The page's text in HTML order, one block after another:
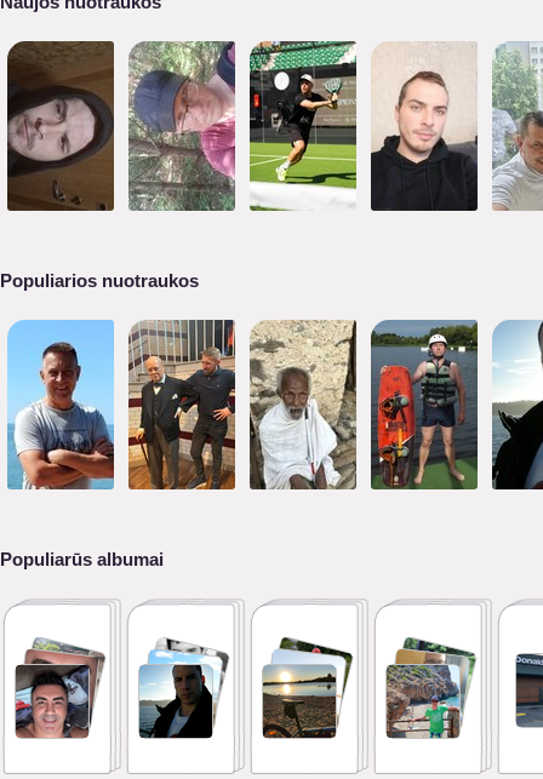
Populiarios nuotraukos
Populiarūs albumai